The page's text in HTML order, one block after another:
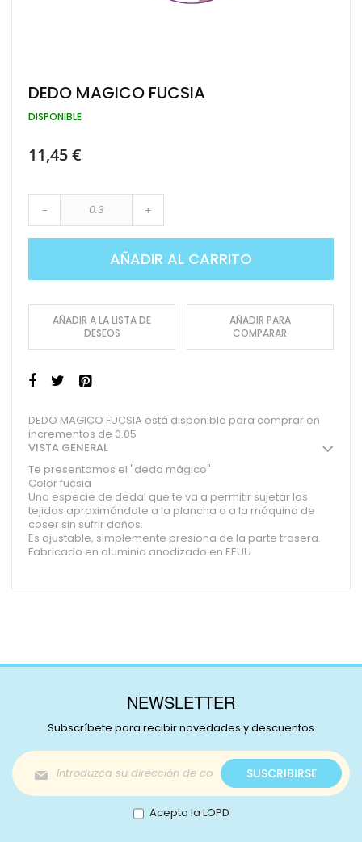
Saltar
al
comienzo
galería
DEDO MAGICO FUCSIA
DISPONIBLE
11,45 €
- +
AÑADIR AL CARRITO
AÑADIR A LA LISTA DE
DESEOS
AÑADIR PARA
COMPARAR
DEDO MAGICO FUCSIA está disponible para comprar en
incrementos de 0.05
VISTA GENERAL
Te presentamos el "dedo mágico"
Color fucsia
Una especie de dedal que te va a permitir sujetar los
tejidos aproximándote a la plancha o a la máquina de
coser sin sufrir daños.
Es ajustable, simplemente presiona de la parte trasera.
Fabricado en aluminio anodizado en EEUU
NEWSLETTER
Subscríbete para recibir novedades y descuentos
Inscríbase
a
nuestro
boletín
de
SUSCRIBIRSE
Acepto la LOPD